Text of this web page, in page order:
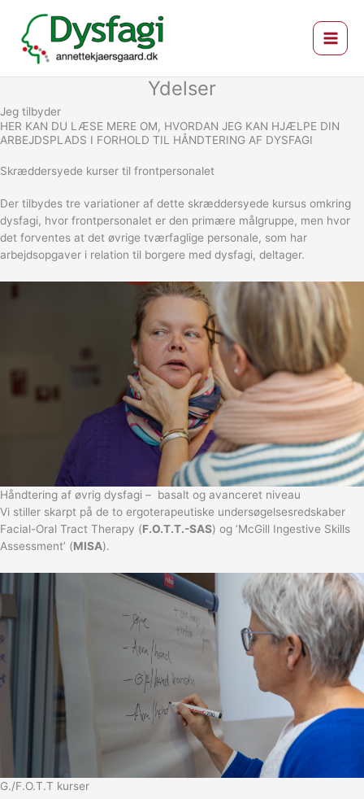
indholdet
Ydelser
Jeg tilbyder
HER KAN DU LÆSE MERE OM, HVORDAN JEG KAN HJÆLPE DIN
ARBEJDSPLADS I FORHOLD TIL HÅNDTERING AF DYSFAGI
Skræddersyede kurser til frontpersonalet
Der tilbydes tre variationer af dette skræddersyede kursus omkring
dysfagi, hvor frontpersonalet er den primære målgruppe, men hvor
det forventes at det øvrige tværfaglige personale, som har
arbejdsopgaver i relation til borgere med dysfagi, deltager.
Håndtering af øvrig dysfagi – basalt og avanceret niveau
Vi stiller skarpt på de to ergoterapeutiske undersøgelsesredskaber
Facial-Oral Tract Therapy (F.O.T.T.-SAS) og ’McGill Ingestive Skills
Assessment’ (MISA).
G./F.O.T.T kurser